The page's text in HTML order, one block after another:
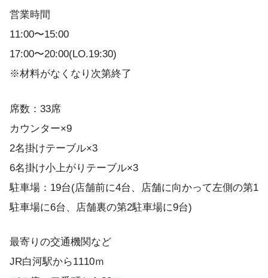
営業時間
11:00〜15:00
17:00〜20:00(LO.19:30)
※材料がなくなり次第終了
席数：33席
カウンター×9
2名掛けテーブル×3
6名掛け小上がりテーブル×3
駐車場：19台(店舗前に4台、店舗に向かって左側の第1
駐車場に6台、店舗裏の第2駐車場に9台)
最寄りの交通機関など
JR白河駅から1110ｍ